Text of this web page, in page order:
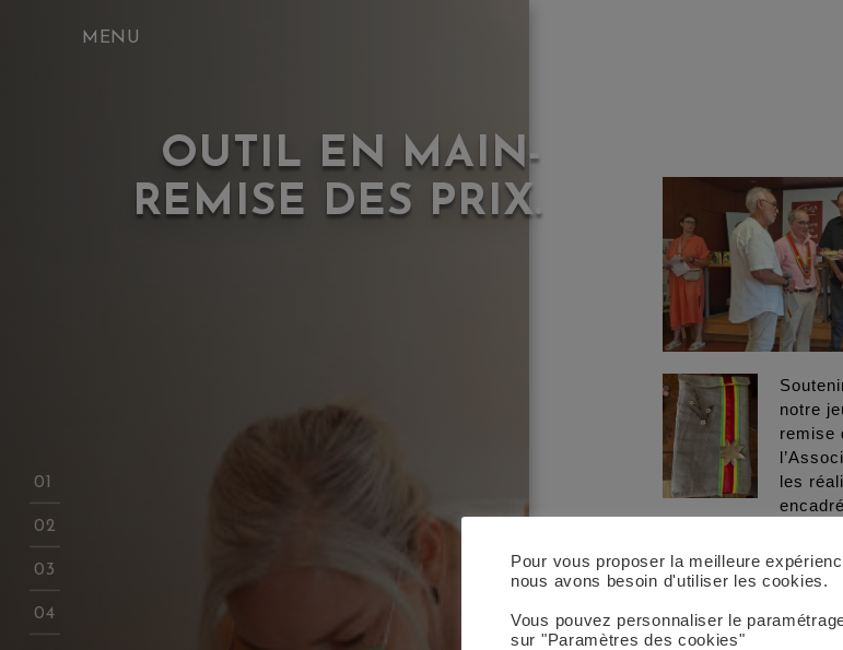
OUTIL EN MAIN-
REMISE DES PRIX.
notre
remise
les
Commanderie fut la
réalisation
geste, c’est offrir
Pour vous proposer la meilleure
nous avons besoin d'utiliser les cookies.
Vous pouvez personnaliser le
sur "Paramètres des cookies"